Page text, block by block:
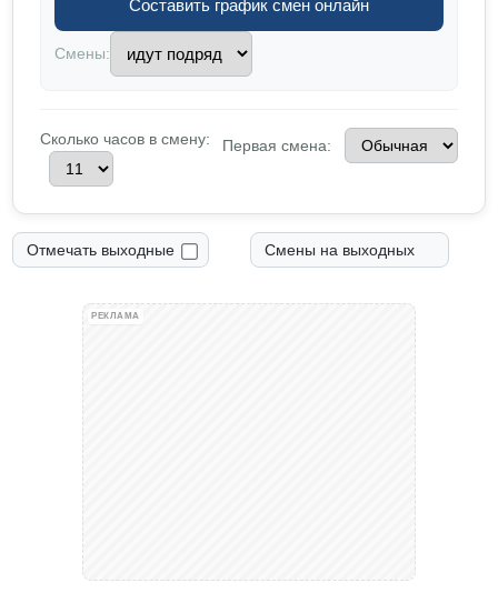
Смены:
Сколько часов в смену: Первая смена:
Отмечать выходные Смены на выходных
РЕКЛАМА